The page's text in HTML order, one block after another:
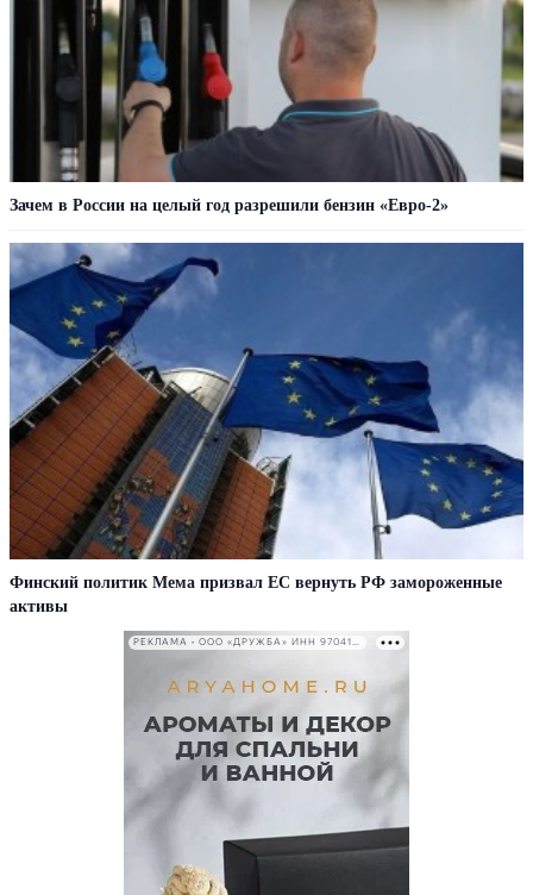
Зачем в России на целый год разрешили бензин «Евро-2»
Финский политик Мема призвал ЕС вернуть РФ замороженные
активы
РЕКЛАМА • ООО «ДРУЖБА» ИНН 9704146411